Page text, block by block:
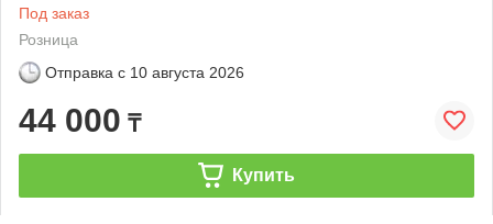
Под заказ
Розница
Отправка с 10 августа 2026
44 000 ₸
Купить